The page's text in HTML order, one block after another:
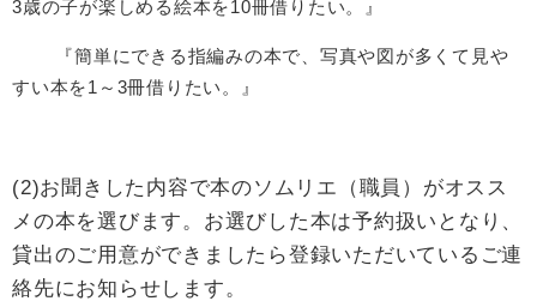
3歳の子が楽しめる絵本を10冊借りたい。』
『簡単にできる指編みの本で、写真や図が多くて見や
すい本を1～3冊借りたい。』
(2)お聞きした内容で本のソムリエ（職員）がオスス
メの本を選びます。お選びした本は予約扱いとなり、
貸出のご用意ができましたら登録いただいているご連
絡先にお知らせします。